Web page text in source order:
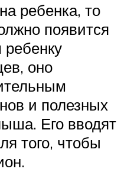
ребенка, то
появится
оно
и полезных
Его вводят
того, чтобы